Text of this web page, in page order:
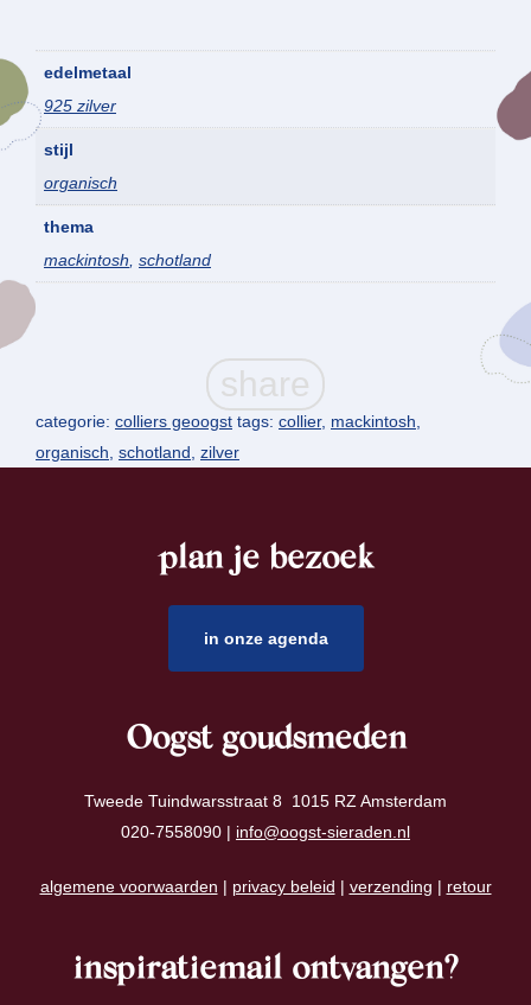
edelmetaal
925 zilver
stijl
organisch
thema
mackintosh, schotland
categorie: colliers geoogst tags: collier, mackintosh
organisch schotland zilver
plan je bezoek
in onze agenda
Oogst goudsmeden
Tweede Tuindwarsstraat 8 1015 RZ Amsterdam
020-7558090 | info@oogst-sieraden.nl
algemene voorwaarden | privacy beleid | verzending | retour
inspiratiemail ontvangen?